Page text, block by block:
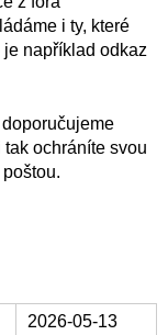
i ty, které
například odkaz
ochráníte svou
2026-05-13